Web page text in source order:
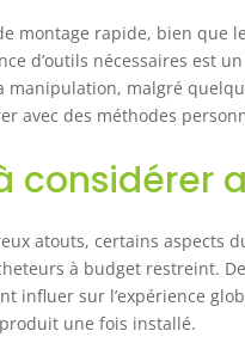
montage rapide, bien que
d’outils nécessaires est
manipulation, malgré
avec des méthodes
considérer
atouts, certains aspects
à budget restreint.
influer sur l’expérience
une fois installé.